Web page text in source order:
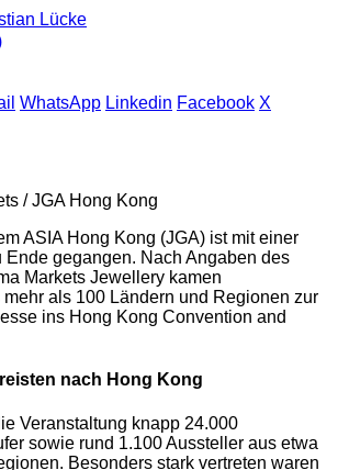
Lücke
WhatsApp Linkedin Facebook X
/ JGA Hong Kong
ASIA Hong Kong (JGA) ist mit einer
Ende gegangen. Nach Angaben des
Markets Jewellery kamen
als 100 Ländern und Regionen zur
ins Hong Kong Convention and
nach Hong Kong
Veranstaltung knapp 24.000
sowie rund 1.100 Aussteller aus etwa
Besonders stark vertreten waren